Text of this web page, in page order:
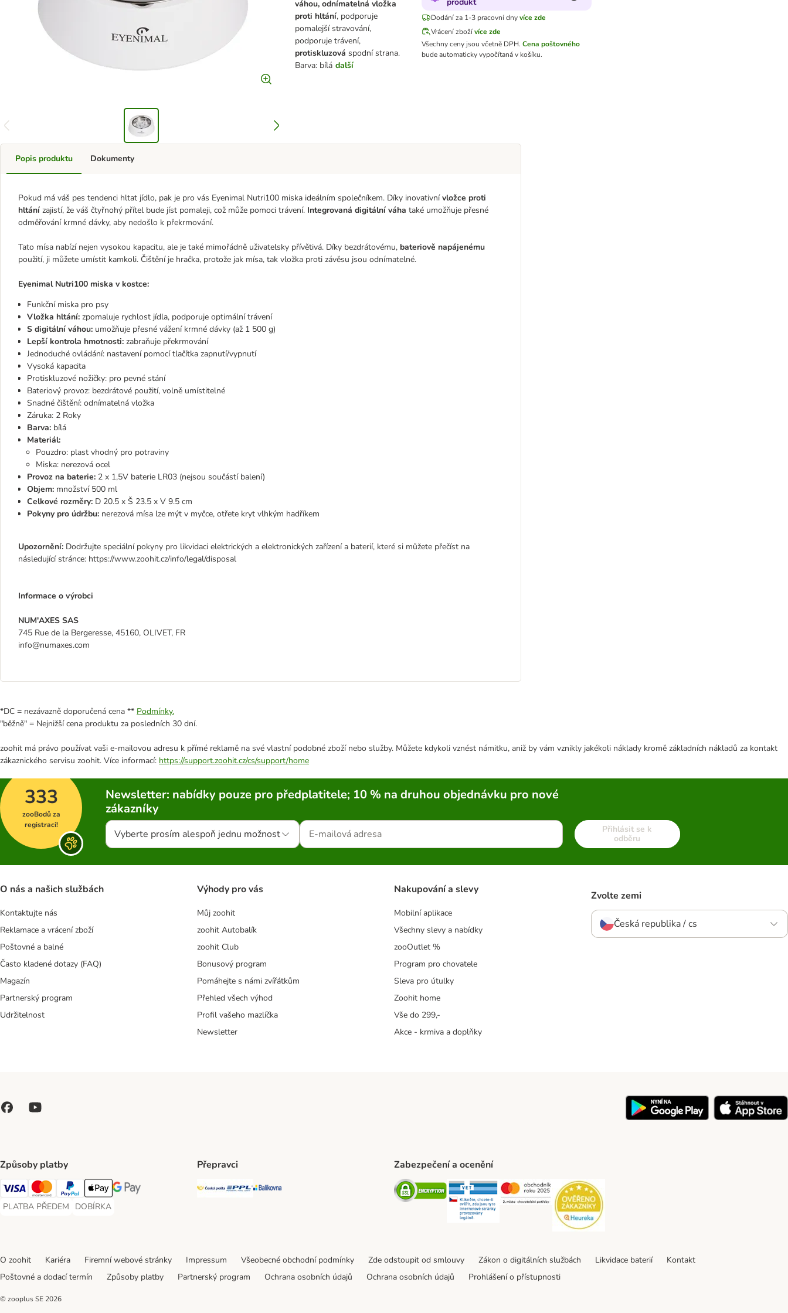
váhou, odnímatelná vložka
proti hltání, podporuje
pomalejší stravování,
podporuje trávení,
protiskluzová spodní strana.
Barva: bílá další
Dodání za 1-3 pracovní dny více zde
Vrácení zbožívíce zde
Všechny ceny jsou včetně DPH. Cena poštovného
bude automaticky vypočítaná v košíku.
Popis produktu
Pokud má váš pes tendenci hltat jídlo, pak je pro vás Eyenimal Nutri100 miska ideálním společníkem. Díky inovativnívložce proti
hltání zajistí, že váš čtyřnohý přítel bude jíst pomaleji, což může pomoci trávení. Integrovaná digitální váha také umožňuje přesné
odměřování krmné dávky, aby nedošlo k překrmování.
Tato mísa nabízí nejen vysokou kapacitu, ale je také mimořádně uživatelsky přívětivá. Díky bezdrátovému, bateriově napájenému
použití, ji můžete umístit kamkoli. Čištění je hračka, protože jak mísa, tak vložka proti závěsu jsou odnímatelné.
Eyenimal Nutri100 miska v kostce:
Funkční miska pro psy
Vložka hltání: zpomaluje rychlost jídla, podporuje optimální trávení
S digitální váhou: umožňuje přesné vážení krmné dávky (až 1 500 g)
Lepší kontrola hmotnosti: zabraňuje překrmování
Jednoduché ovládání: nastavení pomocí tlačítka zapnutí/vypnutí
Vysoká kapacita
Protiskluzové nožičky: pro pevné stání
Bateriový provoz: bezdrátové použití, volně umístitelné
Snadné čištění: odnímatelná vložka
Záruka: 2 Roky
Barva: bílá
Materiál:
Pouzdro: plast vhodný pro potraviny
Miska: nerezová ocel
Provoz na baterie: 2 x 1,5V baterie LR03 (nejsou součástí balení)
Objem: množství 500 ml
Celkové rozměry: D 20.5 x Š 23.5 x V 9.5 cm
Pokyny pro údržbu: nerezová mísa lze mýt v myčce, otřete kryt vlhkým hadříkem
Upozornění: Dodržujte speciální pokyny pro likvidaci elektrických a elektronických zařízení a baterií, které si můžete přečíst na
následující stránce: https://www.zoohit.cz/info/legal/disposal
Informace o výrobci
NUM'AXES SAS
745 Rue de la Bergeresse, 45160, OLIVET, FR
info@numaxes.com
Dokumenty
*DC = nezávazně doporučená cena ** Podmínky.
"běžně" = Nejnižší cena produktu za posledních 30 dní.
zoohit má právo používat vaši e-mailovou adresu k přímé reklamě na své vlastní podobné zboží nebo služby. Můžete kdykoli vznést námitku, aniž by vám vznikly jakékoli náklady kromě základních nákladů za kontakt
zákaznického servisu zoohit. Více informací: https://support.zoohit.cz/cs/support/home
333
zooBodů za
registraci!
Newsletter: nabídky pouze pro předplatitele; 10 % na druhou objednávku pro nové
zákazníky
Vyberte prosím alespoň jednu možnost
Přihlásit se k
odběru
O nás a našich službách
Kontaktujte nás
Reklamace a vrácení zboží
Poštovné a balné
Často kladené dotazy (FAQ)
Magazín
Partnerský program
Udržitelnost
Výhody pro vás
Můj zoohit
zoohit Autobalík
zoohit Club
Bonusový program
Pomáhejte s námi zvířátkům
Přehled všech výhod
Profil vašeho mazlíčka
Newsletter
Nakupování a slevy
Mobilní aplikace
Všechny slevy a nabídky
zooOutlet %
Program pro chovatele
Sleva pro útulky
Zoohit home
Vše do 299,-
Akce - krmiva a doplňky
Zvolte zemi
Česká republika / cs
Způsoby platby
Visa Payment Method
Mastercard Payment Method
PayPal Payment Method
Apple pay Payment Method
GooglePay Payment Method
PLATBA PŘEDEM
PLATBA PŘEDEM Payment Method
DOBÍRKA
DOBÍRKA Payment Method
Přepravci
Česká pošta Shipping Method
PPL Shipping Method
Balíkovna Shipping Method
Zabezpečení a ocenění
Security Security Security
O zoohit Kariéra Firemní webové stránky Impressum Všeobecné obchodní podmínky Zde odstoupit od smlouvy Zákon o digitálních službách Likvidace baterií
Kontakt
Poštovné a dodací termín
Způsoby platby Partnerský program Ochrana osobních údajů Ochrana osobních údajů Prohlášení o přístupnosti
© zooplus SE 2026